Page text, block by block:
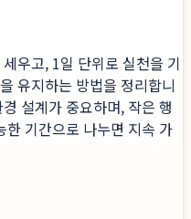
우고, 1일 단위로 실천을 기
유지하는 방법을 정리합니
설계가 중요하며, 작은 행
기간으로 나누면 지속 가